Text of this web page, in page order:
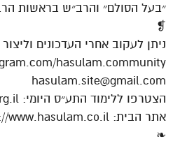
״בעל הסולם״ והרב״ש בראשות
❡
ניתן לעקוב אחרי העדכונים
hasulam.community
hasulam.site@gmail.com
הצטרפו ללימוד התע״ס היומי: https://dafhayomitaas.org.il
אתר הבית: https://www.hasulam.co.il
❧